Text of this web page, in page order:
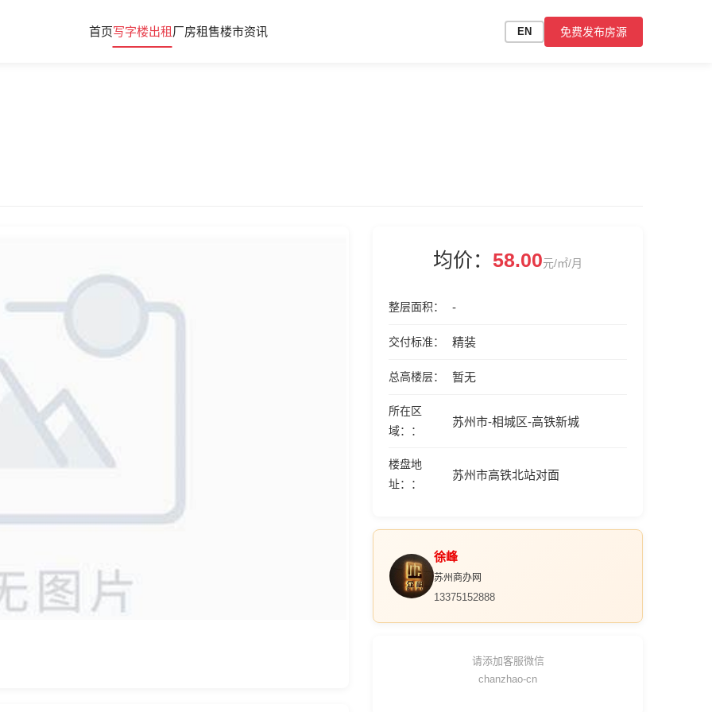
首页写字楼出租 厂房租售楼市资讯 EN 免费发布房源
均价： 58.00元/㎡/月
整层面积 -
交付标准 精装
总高楼层 暂无
所在区
域：
苏州市-相城区-高铁新城
楼盘地
址：
苏州市高铁北站对面
徐峰
苏州商办网
13375152888
请添加客服微信
chanzhao-cn